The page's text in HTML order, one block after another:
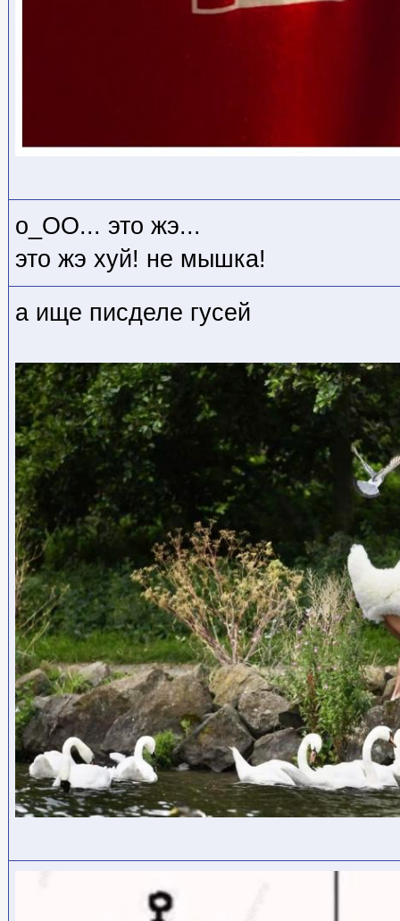
о_ОО... это жэ...
это жэ хуй! не мышка!
а ище писделе гусей